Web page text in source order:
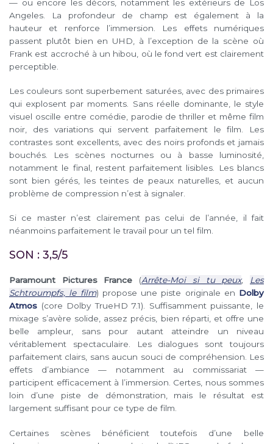
— ou encore les décors, notamment les extérieurs de Los
Angeles. La profondeur de champ est également à la
hauteur et renforce l’immersion. Les effets numériques
passent plutôt bien en UHD, à l’exception de la scène où
Frank est accroché à un hibou, où le fond vert est clairement
perceptible.
Les couleurs sont superbement saturées, avec des primaires
qui explosent par moments. Sans réelle dominante, le style
visuel oscille entre comédie, parodie de thriller et même film
noir, des variations qui servent parfaitement le film. Les
contrastes sont excellents, avec des noirs profonds et jamais
bouchés. Les scènes nocturnes ou à basse luminosité,
notamment le final, restent parfaitement lisibles. Les blancs
sont bien gérés, les teintes de peaux naturelles, et aucun
problème de compression n’est à signaler.
Si ce master n’est clairement pas celui de l’année, il fait
néanmoins parfaitement le travail pour un tel film.
SON : 3,5/5
Paramount Pictures France (Arrête-Moi si tu peux, Les
Schtroumpfs, le film) propose une piste originale en Dolby
Atmos (core Dolby TrueHD 7.1). Suffisamment puissante, le
mixage s’avère solide, assez précis, bien réparti, et offre une
belle ampleur, sans pour autant atteindre un niveau
véritablement spectaculaire. Les dialogues sont toujours
parfaitement clairs, sans aucun souci de compréhension. Les
effets d’ambiance — notamment au commissariat —
participent efficacement à l’immersion. Certes, nous sommes
loin d’une piste de démonstration, mais le résultat est
largement suffisant pour ce type de film.
Certaines scènes bénéficient toutefois d’une belle